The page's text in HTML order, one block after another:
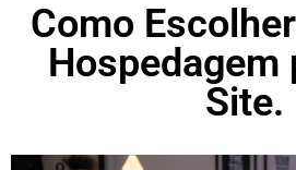
Como
Hospedagem
Site.